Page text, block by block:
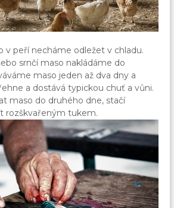
v peří necháme odležet v chladu.
srnčí maso nakládáme do
maso jeden až dva dny a
a dostává typickou chuť a vůni.
maso do druhého dne, stačí
rozškvařeným tukem.